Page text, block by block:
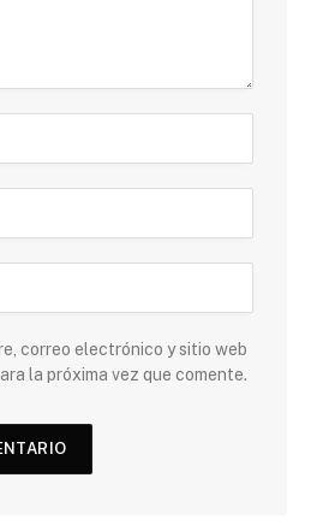
correo electrónico y sitio web
la próxima vez que comente.